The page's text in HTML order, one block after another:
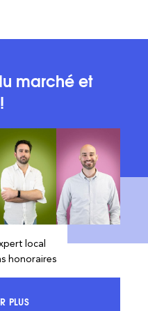
marché et
local
honoraires
PLUS